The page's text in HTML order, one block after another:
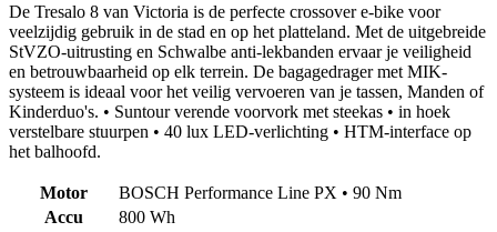
De Tresalo 8 van Victoria is de perfecte crossover e-bike voor
veelzijdig gebruik in de stad en op het platteland. Met de uitgebreide
StVZO-uitrusting en Schwalbe anti-lekbanden ervaar je veiligheid
en betrouwbaarheid op elk terrein. De bagagedrager met MIK-
systeem is ideaal voor het veilig vervoeren van je tassen, Manden of
Kinderduo's. • Suntour verende voorvork met steekas • in hoek
verstelbare stuurpen • 40 lux LED-verlichting • HTM-interface op
het balhoofd.
Motor
BOSCH Performance Line PX • 90 Nm
Accu
800 Wh